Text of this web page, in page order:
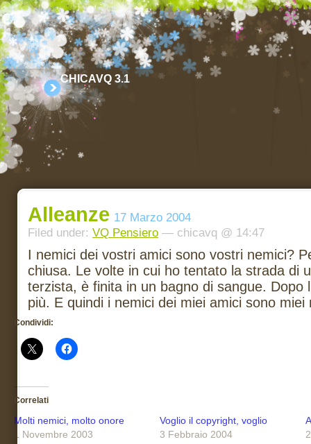
CHICAVQ 3.1
Alleanze 17 Marzo 2004
Filed under: VQ Pensiero — chicavq @ 14:47
I nemici dei vostri amici sono vostri nemici?
chiusa. Le volte in cui ho tentato la strada di
terzista, è finita in un bagno di sangue. Dopo
più. E quindi i nemici dei miei amici sono miei
Condividi:
Correlati
Molti nemici, molto onore
1 Novembre 2003
Voglio il copyright, voglio
3 Febbraio 2004